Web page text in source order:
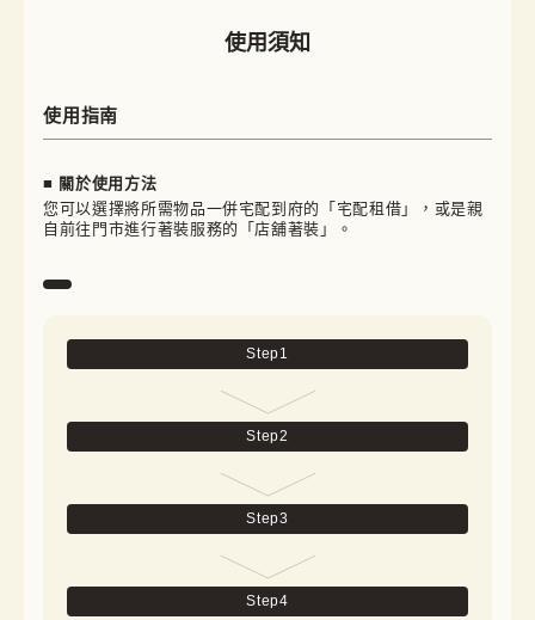
使用須知
使用指南
■ 關於使用方法
您可以選擇將所需物品一併宅配到府的「宅配租借」，或是親
自前往門市進行著裝服務的「店舖著裝」。
Step1
Step2
Step3
Step4